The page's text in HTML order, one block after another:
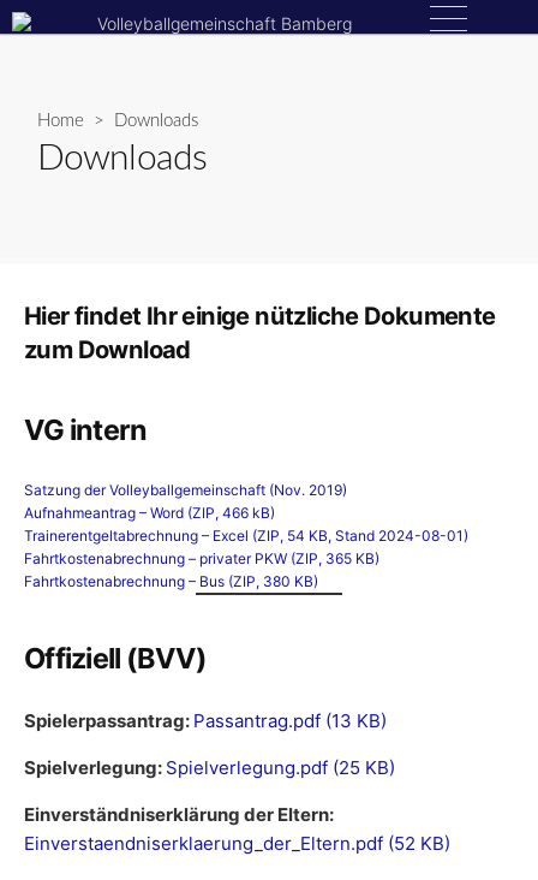
Skip
Menu
Home > Downloads
Downloads
Hier findet Ihr einige nützliche Dokumente
zum Download
VG intern
Satzung der Volleyballgemeinschaft (Nov. 2019)
Aufnahmeantrag – Word (ZIP, 466 kB)
Trainerentgeltabrechnung – Excel (ZIP, 54 KB, Stand 2024-08-01)
Fahrtkostenabrechnung – privater PKW (ZIP, 365 KB)
Fahrtkostenabrechnung – Bus (ZIP, 380 KB)
Offiziell (BVV)
Spielerpassantrag: Passantrag.pdf (13 KB)
Spielverlegung: Spielverlegung.pdf (25 KB)
Einverständniserklärung der Eltern:
Einverstaendniserklaerung_der_Eltern.pdf (52 KB)